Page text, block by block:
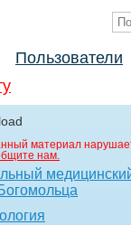
Пользователи
материал
нам.